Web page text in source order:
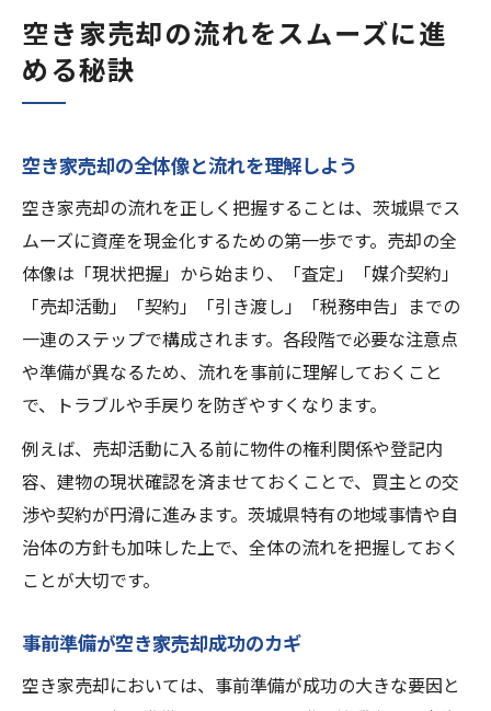
茨城県で安心の空き家売却実践ガイド
茨城県特有の空き家売却事情を知る
空き家売却に強い不動産会社の選び方
空き家売却を安心して進める方法とは
査定依頼から契約までの注意点と流れ
手順を把握して空き家売却に自信を持つ方法
空き家売却の手順を段階的に解説
不動産会社との媒介契約のポイント
空き家売却時の内覧対応と交渉方法
売買契約書作成時に注意すべき点
登記から税金まで空き家売却の注意点まとめ
空き家売却に必要な登記手続きの基礎知識
税金対策を踏まえた空き家売却の準備
空き家売却で発生する譲渡所得税のポイン
確定申告が必要な空き家売却ケースを解説
空き家売却時の名義確認と書類整理の重要
空き家売却の流れをスムーズに進
める秘訣
空き家売却の全体像と流れを理解しよう
空き家売却の流れを正しく把握することは、茨城県でス
ムーズに資産を現金化するための第一歩です。売却の全
体像は「現状把握」から始まり、「査定」「媒介契約」
「売却活動」「契約」「引き渡し」「税務申告」までの
一連のステップで構成されます。各段階で必要な注意点
や準備が異なるため、流れを事前に理解しておくこと
で、トラブルや手戻りを防ぎやすくなります。
例えば、売却活動に入る前に物件の権利関係や登記内
容、建物の現状確認を済ませておくことで、買主との交
渉や契約が円滑に進みます。茨城県特有の地域事情や自
治体の方針も加味した上で、全体の流れを把握しておく
ことが大切です。
事前準備が空き家売却成功のカギ
空き家売却においては、事前準備が成功の大きな要因と